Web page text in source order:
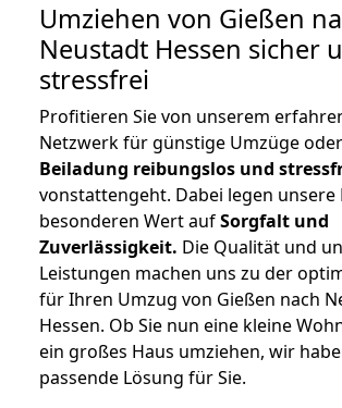
Umziehen von Gießen
Neustadt Hessen sicher
stressfrei
Profitieren Sie von unserem
Netzwerk für günstige Umzüge
Beiladung reibungslos und
vonstattengeht. Dabei legen unsere
besonderen Wert aufSorgfalt und
Zuverlässigkeit. Die Qualität und
Leistungen machen uns zu der
für Ihren Umzug von Gießen nach
Hessen. Ob Sie nun eine kleine
ein großes Haus umziehen, wir
passende Lösung für Sie.